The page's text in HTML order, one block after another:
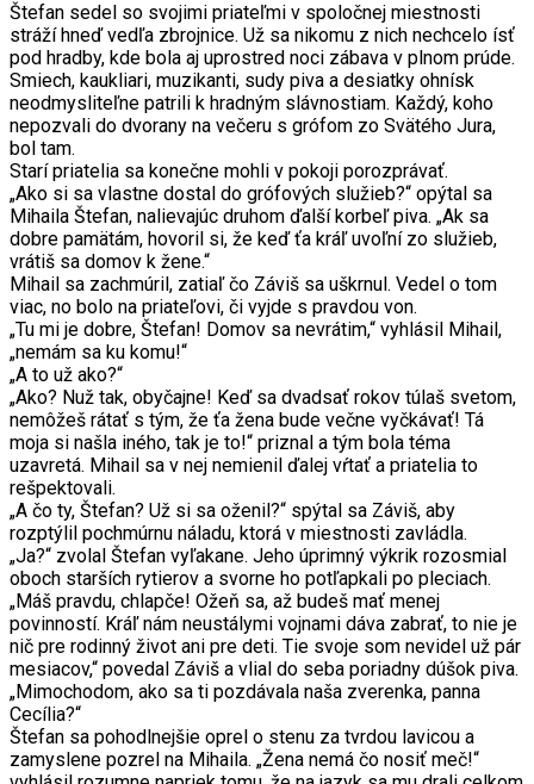
Štefan sedel so svojimi priateľmi v spoločnej miestnosti
stráží hneď vedľa zbrojnice. Už sa nikomu z nich nechcelo ísť
pod hradby, kde bola aj uprostred noci zábava v plnom prúde.
Smiech, kaukliari, muzikanti, sudy piva a desiatky ohnísk
neodmysliteľne patrili k hradným slávnostiam. Každý, koho
nepozvali do dvorany na večeru s grófom zo Svätého Jura,
bol tam.
Starí priatelia sa konečne mohli v pokoji porozprávať.
„Ako si sa vlastne dostal do grófových služieb?“ opýtal sa
Mihaila Štefan, nalievajúc druhom ďalší korbeľ piva. „Ak sa
dobre pamätám, hovoril si, že keď ťa kráľ uvoľní zo služieb,
vrátiš sa domov k žene.“
Mihail sa zachmúril, zatiaľ čo Záviš sa uškrnul. Vedel o tom
viac, no bolo na priateľovi, či vyjde s pravdou von.
„Tu mi je dobre, Štefan! Domov sa nevrátim,“ vyhlásil Mihail,
„nemám sa ku komu!“
„A to už ako?“
„Ako? Nuž tak, obyčajne! Keď sa dvadsať rokov túlaš svetom,
nemôžeš rátať s tým, že ťa žena bude večne vyčkávať! Tá
moja si našla iného, tak je to!“ priznal a tým bola téma
uzavretá. Mihail sa v nej nemienil ďalej vŕtať a priatelia to
rešpektovali.
„A čo ty, Štefan? Už si sa oženil?“ spýtal sa Záviš, aby
rozptýlil pochmúrnu náladu, ktorá v miestnosti zavládla.
„Ja?“ zvolal Štefan vyľakane. Jeho úprimný výkrik rozosmial
oboch starších rytierov a svorne ho potľapkali po pleciach.
„Máš pravdu, chlapče! Ožeň sa, až budeš mať menej
povinností. Kráľ nám neustálymi vojnami dáva zabrať, to nie je
nič pre rodinný život ani pre deti. Tie svoje som nevidel už pár
mesiacov,“ povedal Záviš a vlial do seba poriadny dúšok piva.
„Mimochodom, ako sa ti pozdávala naša zverenka, panna
Cecília?“
Štefan sa pohodlnejšie oprel o stenu za tvrdou lavicou a
zamyslene pozrel na Mihaila. „Žena nemá čo nosiť meč!“